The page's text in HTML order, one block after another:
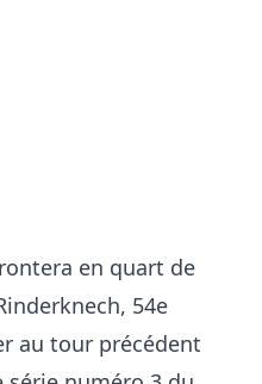
en quart de
54e
au tour précédent